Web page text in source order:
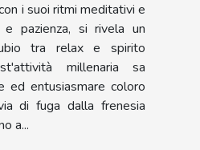
i suoi ritmi meditativi e
pazienza, si rivela un
tra relax e spirito
millenaria sa
ed entusiasmare coloro
di fuga dalla frenesia
a...